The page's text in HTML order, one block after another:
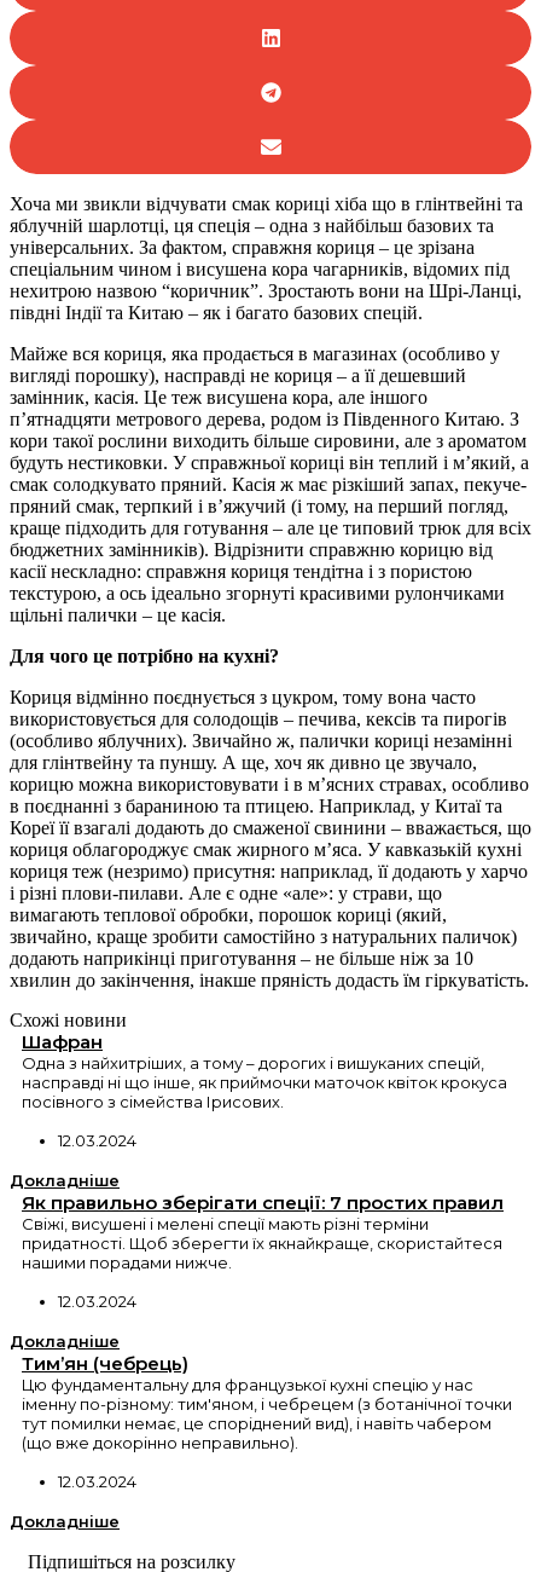
Хоча ми звикли відчувати смак кориці хіба що в глінтвейні та
яблучній шарлотці, ця спеція – одна з найбільш базових та
універсальних. За фактом, справжня кориця – це зрізана
спеціальним чином і висушена кора чагарників, відомих під
нехитрою назвою “коричник”. Зростають вони на Шрі-Ланці,
півдні Індії та Китаю – як і багато базових спецій.
Майже вся кориця, яка продається в магазинах (особливо у
вигляді порошку), насправді не кориця – а її дешевший
замінник, касія. Це теж висушена кора, але іншого
п’ятнадцяти метрового дерева, родом із Південного Китаю. З
кори такої рослини виходить більше сировини, але з ароматом
будуть нестиковки. У справжньої кориці він теплий і м’який, а
смак солодкувато пряний. Касія ж має різкіший запах, пекуче-
пряний смак, терпкий і в’яжучий (і тому, на перший погляд,
краще підходить для готування – але це типовий трюк для всіх
бюджетних замінників). Відрізнити справжню корицю від
касії нескладно: справжня кориця тендітна і з пористою
текстурою, а ось ідеально згорнуті красивими рулончиками
щільні палички – це касія.
Для чого це потрібно на кухні?
Кориця відмінно поєднується з цукром, тому вона часто
використовується для солодощів – печива, кексів та пирогів
(особливо яблучних). Звичайно ж, палички кориці незамінні
для глінтвейну та пуншу. А ще, хоч як дивно це звучало,
корицю можна використовувати і в м’ясних стравах, особливо
в поєднанні з бараниною та птицею. Наприклад, у Китаї та
Кореї її взагалі додають до смаженої свинини – вважається, що
кориця облагороджує смак жирного м’яса. У кавказькій кухні
кориця теж (незримо) присутня: наприклад, її додають у харчо
і різні плови-пилави. Але є одне «але»: у страви, що
вимагають теплової обробки, порошок кориці (який,
звичайно, краще зробити самостійно з натуральних паличок)
додають наприкінці приготування – не більше ніж за 10
хвилин до закінчення, інакше пряність додасть їм гіркуватість.
Схожі новини
Шафран
Одна з найхитріших, а тому – дорогих і вишуканих спецій,
насправді ні що інше, як приймочки маточок квіток крокуса
посівного з сімейства Ірисових.
12.03.2024
Докладніше
Як правильно зберігати спеції: 7 простих правил
Свіжі, висушені і мелені спеції мають різні терміни
придатності. Щоб зберегти їх якнайкраще, скористайтеся
нашими порадами нижче.
12.03.2024
Докладніше
Тим’ян (чебрець)
Цю фундаментальну для французької кухні спецію у нас
іменну по-різному: тим'яном, і чебрецем (з ботанічної точки
тут помилки немає, це споріднений вид), і навіть чабером
(що вже докорінно неправильно).
12.03.2024
Докладніше
Підпишіться на розсилку